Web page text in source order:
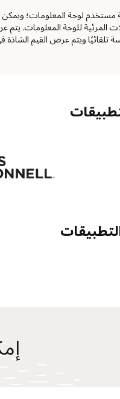
لوحة المعلومات؛ ويمكن
تلقائيًا ويتم عرض القيم الشاذة